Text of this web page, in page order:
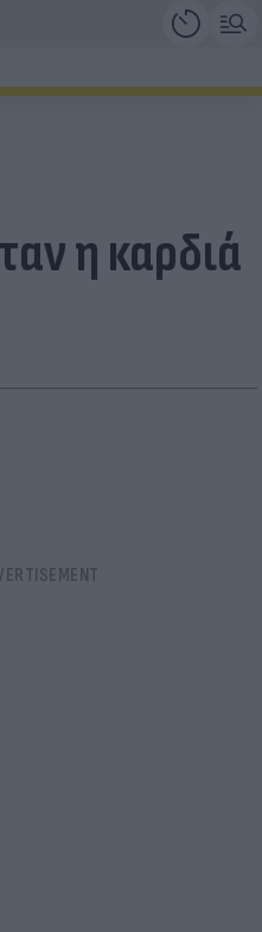
η καρδιά